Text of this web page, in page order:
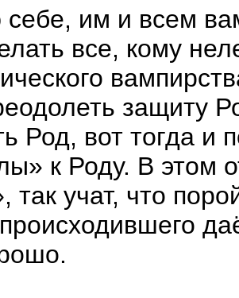
им и всем
все, кому
защиту
Род, вот тогда и
к Роду. В этом
так учат, что